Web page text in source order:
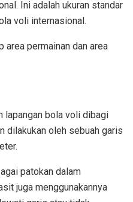
Ini adalah ukuran standar
voli internasional.
area permainan dan area
lapangan bola voli dibagi
dilakukan oleh sebuah garis
patokan dalam
juga menggunakannya